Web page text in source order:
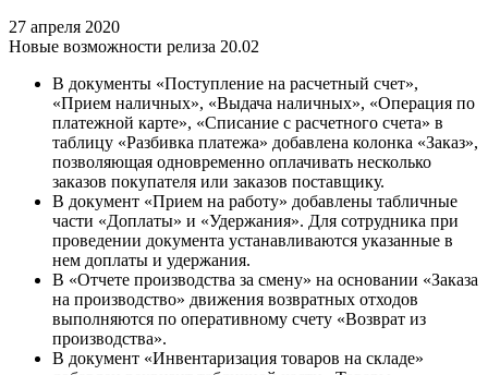
27 апреля 2020
Новые возможности релиза 20.02
В документы «Поступление на расчетный счет»,
«Прием наличных», «Выдача наличных», «Операция по
платежной карте», «Списание с расчетного счета» в
таблицу «Разбивка платежа» добавлена колонка «Заказ»,
позволяющая одновременно оплачивать несколько
заказов покупателя или заказов поставщику.
В документ «Прием на работу» добавлены табличные
части «Доплаты» и «Удержания». Для сотрудника при
проведении документа устанавливаются указанные в
нем доплаты и удержания.
В «Отчете производства за смену» на основании «Заказа
на производство» движения возвратных отходов
выполняются по оперативному счету «Возврат из
производства».
В документ «Инвентаризация товаров на складе»